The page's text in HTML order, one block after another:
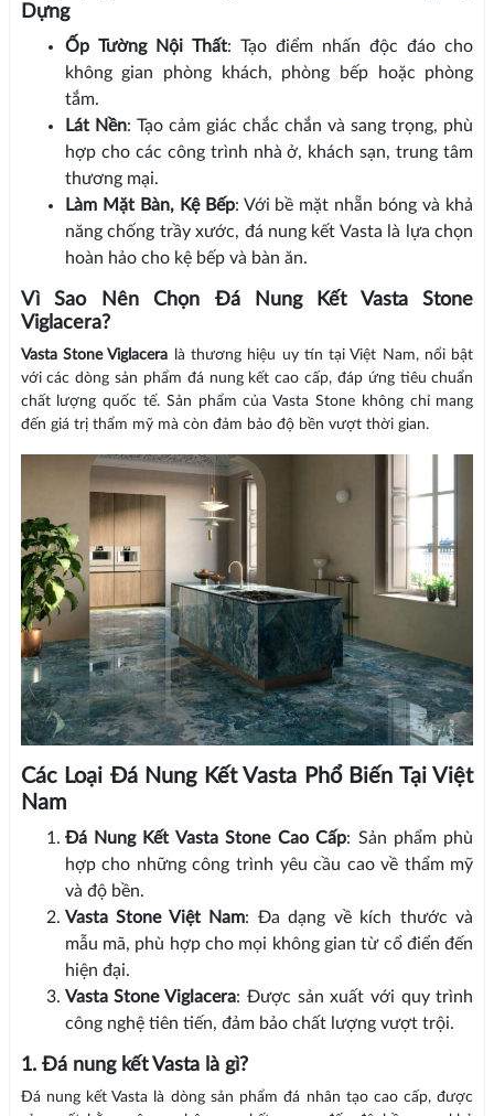
Dựng
Ốp Tường Nội Thất: Tạo điểm nhấn độc đáo cho
không gian phòng khách, phòng bếp hoặc phòng
tắm.
Lát Nền: Tạo cảm giác chắc chắn và sang trọng, phù
hợp cho các công trình nhà ở, khách sạn, trung tâm
thương mại.
Làm Mặt Bàn, Kệ Bếp: Với bề mặt nhẵn bóng và khả
năng chống trầy xước, đá nung kết Vasta là lựa chọn
hoàn hảo cho kệ bếp và bàn ăn.
Vì Sao Nên Chọn Đá Nung Kết Vasta Stone
Viglacera?
Vasta Stone Viglacera là thương hiệu uy tín tại Việt Nam, nổi bật
với các dòng sản phẩm đá nung kết cao cấp, đáp ứng tiêu chuẩn
chất lượng quốc tế. Sản phẩm của Vasta Stone không chỉ mang
đến giá trị thẩm mỹ mà còn đảm bảo độ bền vượt thời gian.
Các Loại Đá Nung Kết Vasta Phổ Biến Tại Việt
Nam
Đá Nung Kết Vasta Stone Cao Cấp: Sản phẩm phù
hợp cho những công trình yêu cầu cao về thẩm mỹ
và độ bền.
Vasta Stone Việt Nam: Đa dạng về kích thước và
mẫu mã, phù hợp cho mọi không gian từ cổ điển đến
hiện đại.
Vasta Stone Viglacera: Được sản xuất với quy trình
công nghệ tiên tiến, đảm bảo chất lượng vượt trội.
1. Đá nung kết Vasta là gì?
Đá nung kết Vasta là dòng sản phẩm đá nhân tạo cao cấp, được